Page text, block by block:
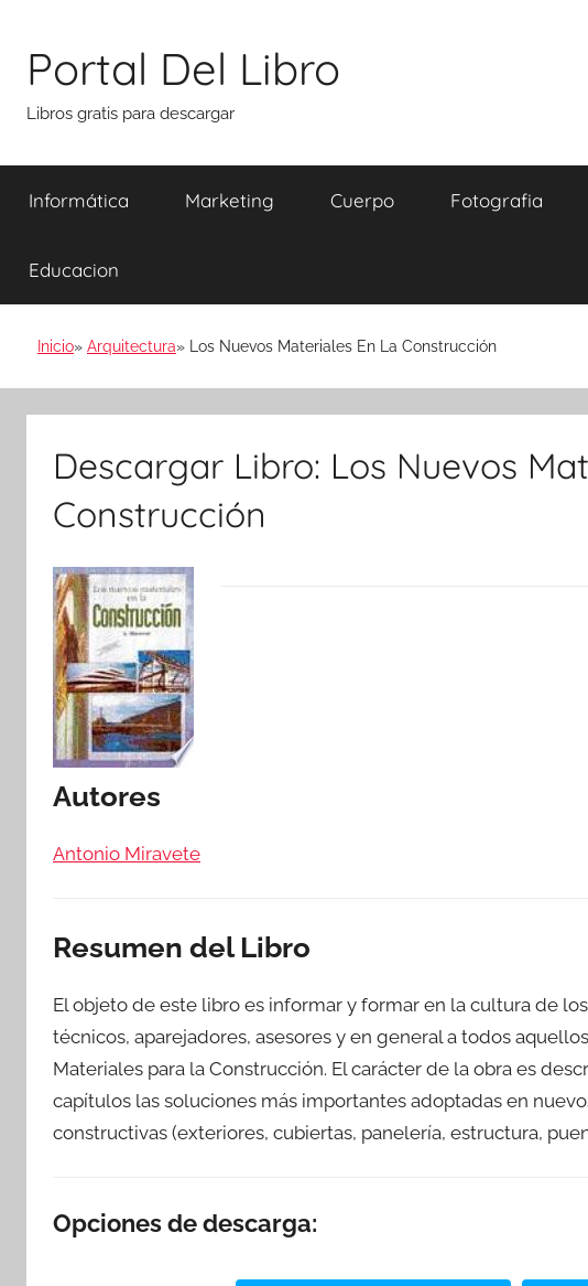
contenido
Portal Del Libro
Libros gratis para descargar
Informática Marketing Cuerpo Fotografia
Educacion
Inicio Arquitectura Los Nuevos Materiales En La Construcción
Descargar Libro: Los Nuevos
Construcción
Autores
Antonio Miravete
Resumen del Libro
El objeto de este libro es informar y formar en la cultura de
técnicos, aparejadores, asesores y en general a todos
Materiales para la Construcción. El carácter de la obra es
capítulos las soluciones más importantes adoptadas en
constructivas (exteriores, cubiertas, panelería, estructura,
Opciones de descarga: